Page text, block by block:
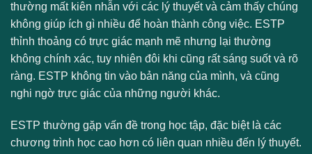
thường mất kiên nhẫn với các lý thuyết và cảm thấy chúng
không giúp ích gì nhiều để hoàn thành công việc. ESTP
thỉnh thoảng có trực giác mạnh mẽ nhưng lại thường
không chính xác, tuy nhiên đôi khi cũng rất sáng suốt và rõ
ràng. ESTP không tin vào bản năng của mình, và cũng
nghi ngờ trực giác của những người khác.
ESTP thường gặp vấn đề trong học tập, đặc biệt là các
chương trình học cao hơn có liên quan nhiều đến lý thuyết.